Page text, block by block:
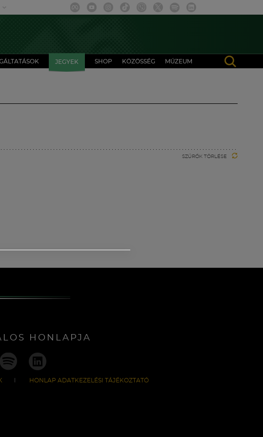
JEGYEK SHOP KÖZÖSSÉG MÚZEUM
SZŰRŐK TÖRLÉSE
HONLAPJA
HONLAP ADATKEZELÉSI TÁJÉKOZTATÓ